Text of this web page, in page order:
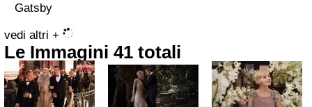
Gatsby
vedi altri +
Le Immagini 41 totali